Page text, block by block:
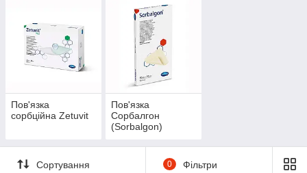
Пов'язка
сорбційна Zetuvit
Пов'язка
Сорбалгон
(Sorbalgon)
Сортування 0 Фільтри